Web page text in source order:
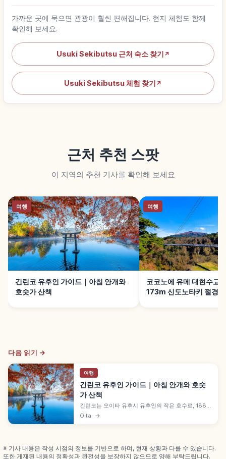
가까운 곳에 묵으면 관광이 훨씬 편해집니다. 현지 체험도 함께
확인해 보세요.
Usuki Sekibutsu 근처 숙소 찾기 ↗
Usuki Sekibutsu 체험 찾기 ↗
근처 추천 스팟
이 지역의 추천 기사를 확인해 보세요
여행
긴린코 유후인 가이드｜아침 안개와
호숫가 산책
여행
코코노에 유메 대현수교
173m 신도노타키 절경
다음 읽기 →
여행
긴린코 유후인 가이드｜아침 안개와 호숫
가 산책
긴린코는 오이타 유후시 유후인의 작은 호수로, 1884
년 학자 모리 쿠소가 명명했습니다. 가을~겨울 이른 아
Oita →
※ 기사 내용은 작성 시점의 정보를 기반으로 하며, 현재 상황과 다를 수 있습니다.
또한 게재된 내용의 정확성과 완전성을 보장하지 않으므로 양해 부탁드립니다.